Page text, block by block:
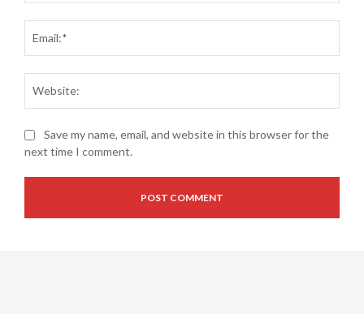
Save my name, email, and website in this browser for the
next time I comment.